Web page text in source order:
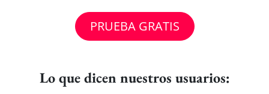
PRUEBA GRATIS
Lo que dicen nuestros usuarios: